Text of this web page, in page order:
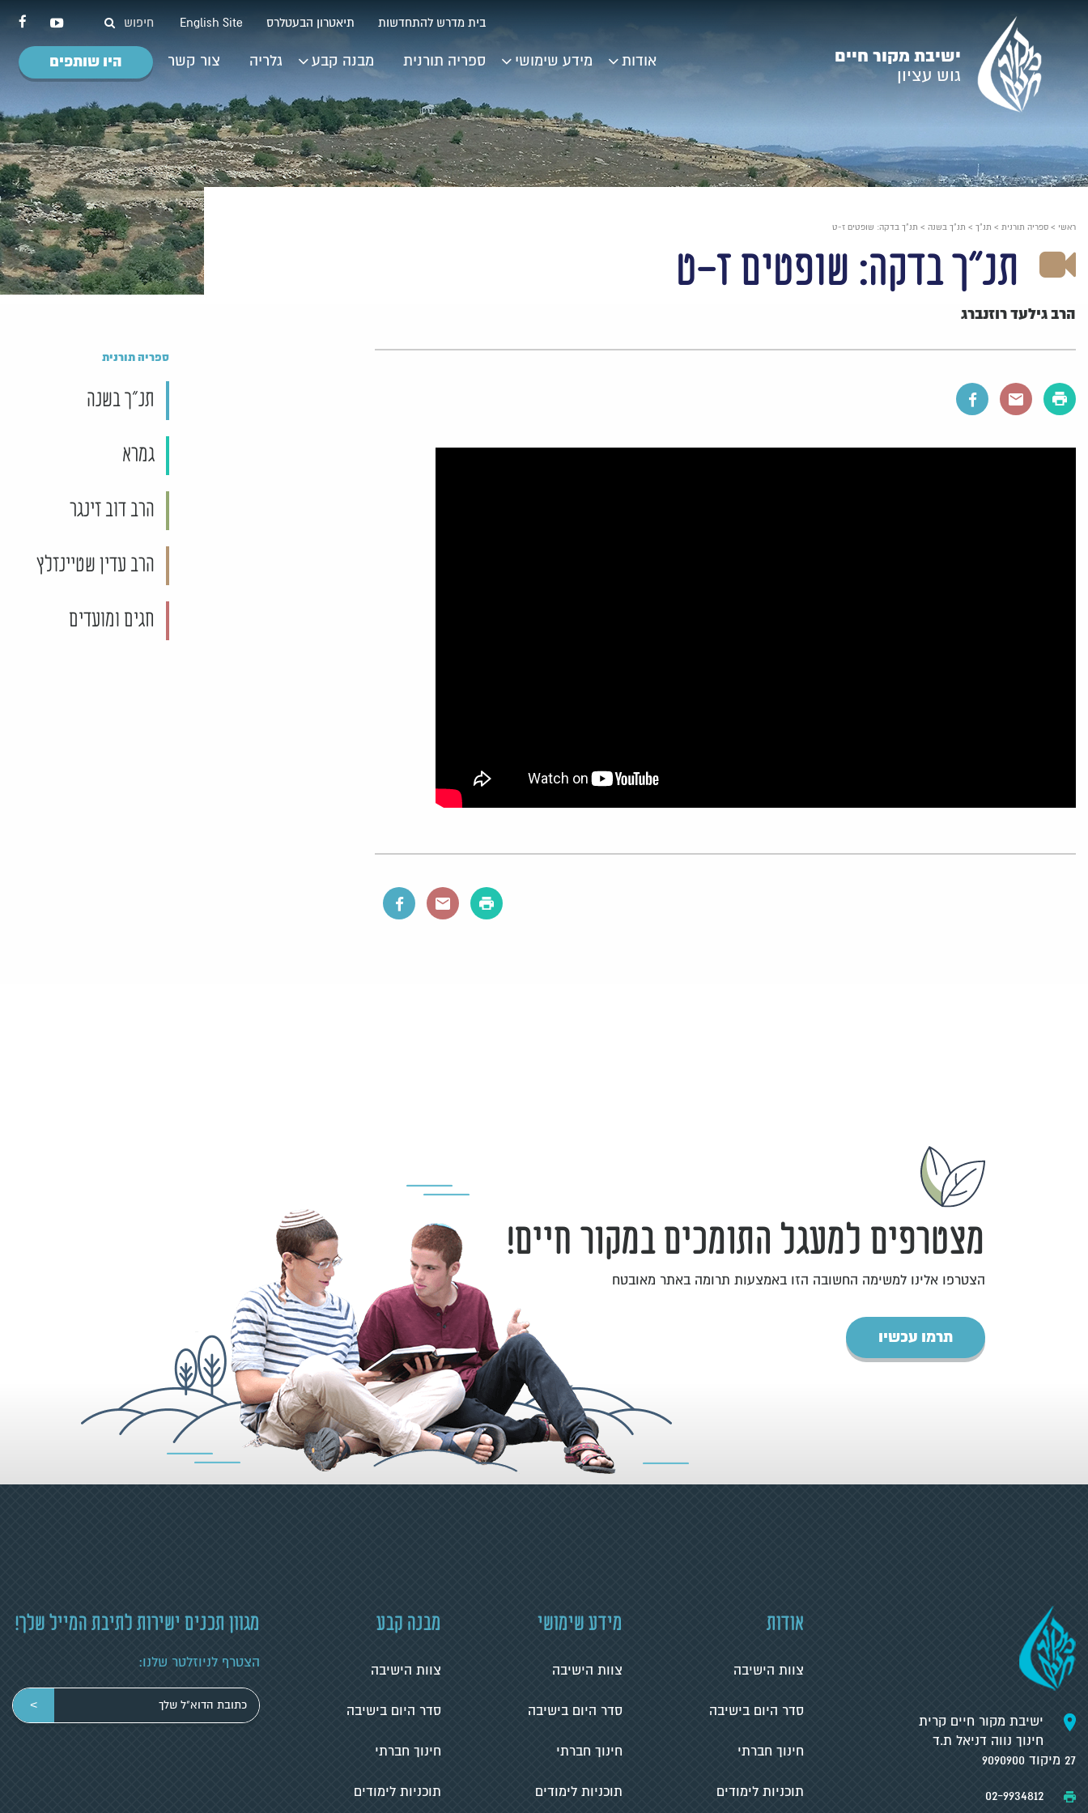
ישיבת מקור חיים
גוש עציון
בית מדרש להתחדשות תיאטרון הבעטלרס English Site
אודות מידע שימושי ספריה תורנית מבנה קבע גלריה צור קשר היו שותפים
ראשי > ספריה תורנית > תנ"ך > תנ"ך בשנה > תנ"ך בדקה: שופטים ז-ט
תנ"ך בדקה: שופטים ז-ט
הרב גילעד רוזנברג
ספריה תורנית
תנ"ך בשנה
גמרא
הרב דוב זינגר
הרב עדין שטיינזלץ
חגים ומועדים
מצטרפים למעגל התומכים במקור חיים!
הצטרפו אלינו למשימה החשובה הזו באמצעות תרומה באתר מאובטח
תרמו עכשיו
ישיבת מקור חיים קרית
חינוך נווה דניאל ת.ד
27 מיקוד 9090900
02-9934812
אודות
צוות הישיבה
סדר היום בישיבה
חינוך חברתי
תוכניות לימודים
מידע שימושי
צוות הישיבה
סדר היום בישיבה
חינוך חברתי
תוכניות לימודים
מבנה קבע
צוות הישיבה
סדר היום בישיבה
חינוך חברתי
תוכניות לימודים
מגוון תכנים ישירות לתיבת המייל שלך!
הצטרף לניוזלטר שלנו:
הכניסי
כתובת
>